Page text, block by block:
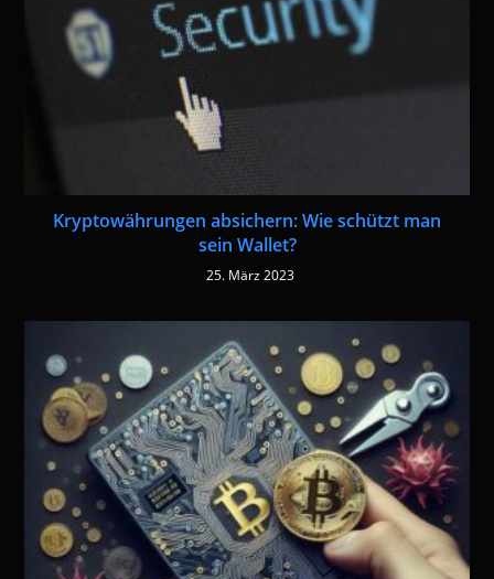
Kryptowährungen absichern: Wie schützt man
sein Wallet?
25. März 2023